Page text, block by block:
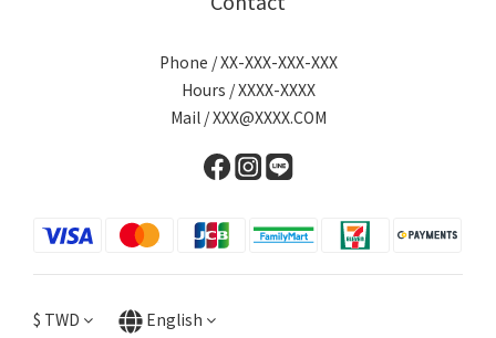
Phone / XX-XXX-XXX-XXX
Hours / XXXX-XXXX
Mail / XXX@XXXX.COM
$ TWD English